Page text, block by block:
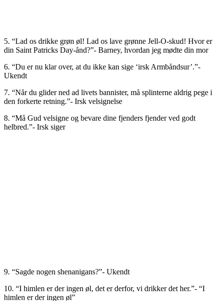
5. “Lad os drikke grøn øl! Lad os lave grønne Jell-O-skud! Hvor er
din Saint Patricks Day-ånd?”- Barney, hvordan jeg mødte din mor
6. “Du er nu klar over, at du ikke kan sige ‘irsk Armbåndsur’.”-
Ukendt
7. “Når du glider ned ad livets bannister, må splinterne aldrig pege i
den forkerte retning.”- Irsk velsignelse
8. “Må Gud velsigne og bevare dine fjenders fjender ved godt
helbred.”- Irsk siger
9. “Sagde nogen shenanigans?”- Ukendt
10. “I himlen er der ingen øl, det er derfor, vi drikker det her.”- “I
himlen er der ingen øl”